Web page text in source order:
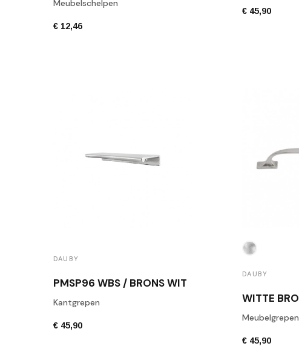
Meubelschelpen
€ 12,46
€ 45,90
DAUBY
PMSP96 WBS / BRONS WIT
Kantgrepen
€ 45,90
DAUBY
Meubelgrepen
€ 45,90